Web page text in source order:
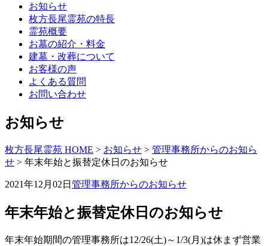
お知らせ
枚方長尾霊苑の特長
霊苑概要
お墓の紹介・料金
建墓・改葬について
お客様の声
よくある質問
お問い合わせ
お知らせ
枚方長尾霊苑 HOME > お知らせ > 管理事務所からのお知ら
せ > 年末年始と振替定休日のお知らせ
2021年12月02日 管理事務所からのお知らせ
年末年始と振替定休日のお知らせ
年末年始期間の管理事務所は12/26(土)～1/3(月)は休まず営業